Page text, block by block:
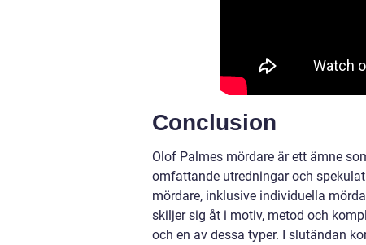
Conclusion
Olof Palmes mördare är ett ämne
omfattande utredningar och
mördare, inklusive individuella
skiljer sig åt i motiv, metod och
och en av dessa typer. I slutändan